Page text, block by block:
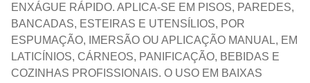
ENXÁGUE RÁPIDO. APLICA-SE EM PISOS, PAREDES,
BANCADAS, ESTEIRAS E UTENSÍLIOS, POR
ESPUMAÇÃO, IMERSÃO OU APLICAÇÃO MANUAL, EM
LATICÍNIOS, CÁRNEOS, PANIFICAÇÃO, BEBIDAS E
COZINHAS PROFISSIONAIS. O USO EM BAIXAS